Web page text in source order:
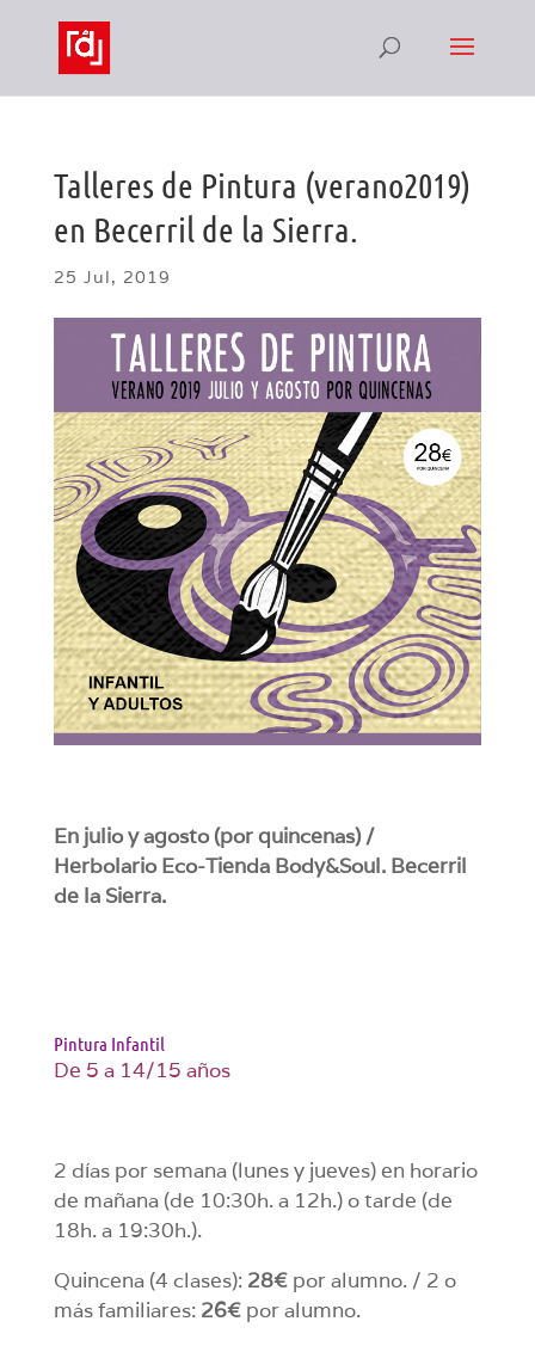
Talleres de Pintura (verano2019)
en Becerril de la Sierra.
25 Jul, 2019
En julio y agosto (por quincenas) /
Herbolario Eco-Tienda Body&Soul. Becerril
de la Sierra.
Pintura Infantil
De 5 a 14/15 años
2 días por semana (lunes y jueves) en horario
de mañana (de 10:30h. a 12h.) o tarde (de
18h. a 19:30h.).
Quincena (4 clases): 28€ por alumno. / 2 o
más familiares: 26€ por alumno.